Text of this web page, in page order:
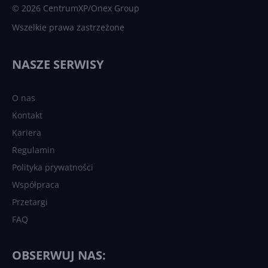
© 2026 CentrumXP/Onex Group
Wszelkie prawa zastrzeżone
NASZE SERWISY
O nas
Kontakt
Kariera
Regulamin
Polityka prywatności
Współpraca
Przetargi
FAQ
OBSERWUJ NAS: